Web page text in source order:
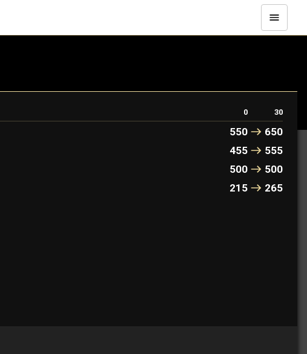
0 30
550
650
455
555
500
500
215 265